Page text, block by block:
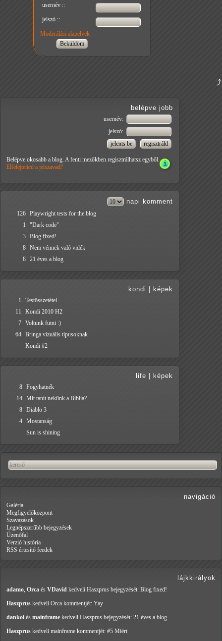
usernév ::
jelszó ::
Moderálási alapelvek
belépve jobb
usernév:
jelszó:
Belépve okosabb a blog. A fenti mezőkben regisztrálhatsz egyből.
Elfelejtetted a jelszavad?
napi komment
126 Playwright tests for the blog
1
"Dark code"
3 Blog fixed!
8 Nem vénnek való vidék
8 21 éves a blog
kondi képek
1
Testösszetétel
11
Kondi 2010 H2
7 Voltunk futni :)
64 Bringa vizuális típusoknak
Kondi #2
life képek
8 Fogyhatnék
14 Mit tanít nekünk a Biblia?
8 Diablo 3
4 Mostanság
Sun is shining
navigáció
Galéria
Megfigyelőközpont
Szavazások
Legnépszerűbb bejegyzések
Üzenőfal
Verzió história
RSS értesítő feedek
lájkkirályok
adamo, Orca és VDavid kedveli Haszprus bejegyzését: Blog fixed!
Haszprus kedveli Orca kommentjét: Yay
dankoi és mainframe kedveli Haszprus bejegyzését: 21 éves a blog
Haszprus kedveli mainframe kommentjét: #5 Miért